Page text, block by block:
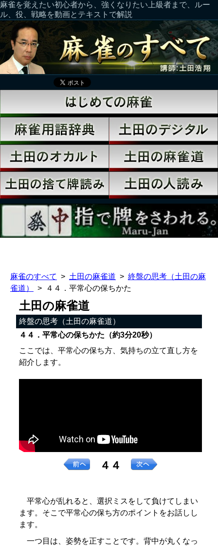
麻雀を覚えたい初心者から、強くなりたい上級者まで、ルー
ル、役、戦略を動画とテキストで解説
麻雀のすべて 土田の麻雀道
終盤の思考（土田の麻
雀道）
４４．平常心の保ちかた
土田の麻雀道
終盤の思考（土田の麻雀道）
４４．平常心の保ちかた（約3分20秒）
ここでは、平常心の保ち方、気持ちの立て直し方を
紹介します。
４４
平常心が乱れると、選択ミスをして負けてしまい
ます。そこで平常心の保ち方のポイントをお話しし
ます。
一つ目は、姿勢を正すことです。背中が丸くなっ